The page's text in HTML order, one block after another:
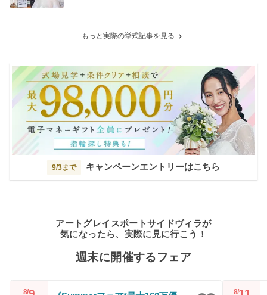
もっと実際の挙式記事を見る
9/3まで キャンペーンエントリーはこちら
アートグレイスポートサイドヴィラが
気になったら、実際に見に行こう！
週末に開催するフェア
8/ 8/